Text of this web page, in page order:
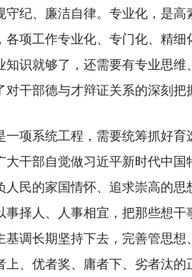
纪、廉洁自律。专业化，是
项工作专业化、专门化、精
识就够了，还需要有专业思
干部德与才辩证关系的深刻把
系统工程，需要统筹抓好育
干部自觉做习近平新时代中
民的家国情怀、追求崇高的
择人、人事相宜，把那些想
调长期坚持下去，完善管思
上、优者奖、庸者下、劣者汰